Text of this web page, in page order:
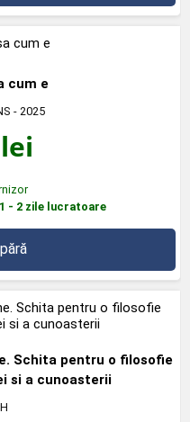
cum e
- 2025
lei
- 2 zile lucratoare
Schita pentru o filosofie
si a cunoasterii